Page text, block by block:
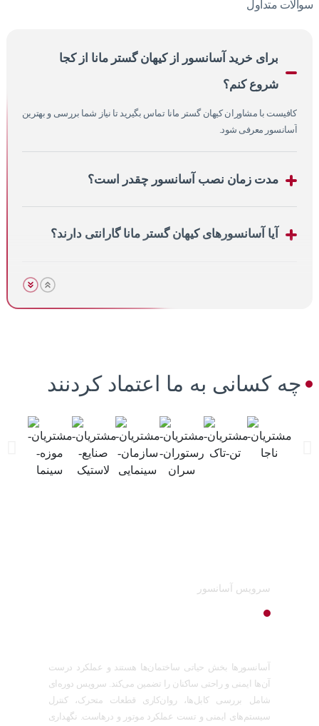
سوالات متداول
برای خرید آسانسور از کیهان گستر مانا از کجا
شروع کنم؟
کافیست با مشاوران کیهان گستر مانا تماس بگیرید تا نیاز شما بررسی و بهترین
آسانسور معرفی شود.
مدت زمان نصب آسانسور چقدر است؟
آیا آسانسورهای کیهان گستر مانا گارانتی دارند؟
چه کسانی به ما اعتماد کردنند
سرویس آسانسور
آسانسورها بخش حیاتی ساختمان‌ها هستند و عملکرد درست
آن‌ها ایمنی و راحتی ساکنان را تضمین می‌کند. سرویس دوره‌ای
شامل بررسی کابل‌ها، روان‌کاری قطعات متحرک، کنترل
سیستم‌های ایمنی و تست عملکرد موتور و درهاست. نگهداری